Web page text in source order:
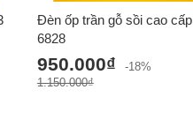
Đèn ốp trần gỗ sồi cao cấp
6828
950.000₫
-18%
1.150.000₫